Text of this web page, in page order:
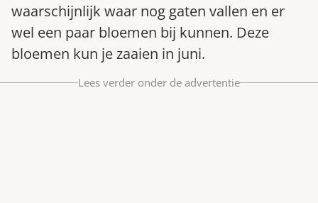
Gardeners’ World 08/2026
Bestel nu
waarschijnlijk waar nog gaten vallen en er
wel een paar bloemen bij kunnen. Deze
bloemen kun je zaaien in juni.
Lees verder onder de advertentie